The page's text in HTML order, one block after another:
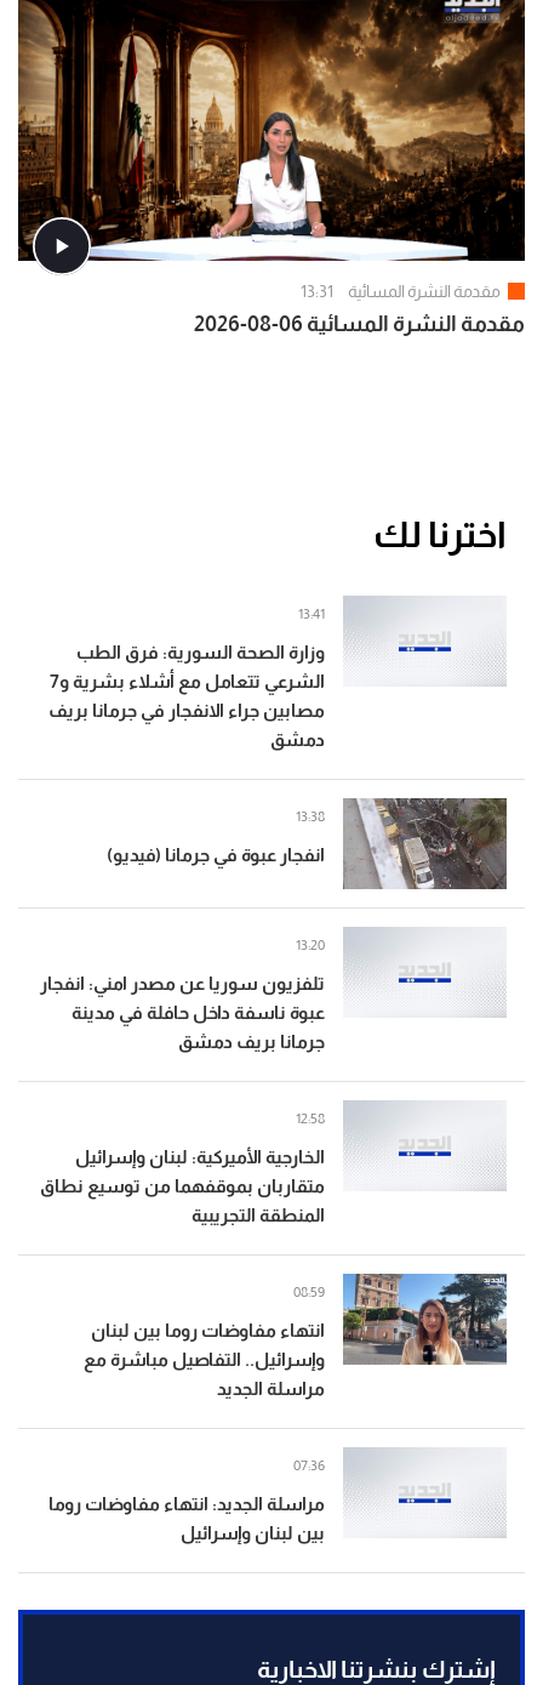
مقدمة النشرة المسائية 13:31
مقدمة النشرة المسائية 06-08-2026
اخترنا لك
وزارة الصحة السورية: فرق الطب
الشرعي تتعامل مع أشلاء بشرية و7
مصابين جراء الانفجار في جرمانا بريف
دمشق
13:41
انفجار عبوة في جرمانا (فيديو)
13:38
تلفزيون سوريا عن مصدر امني: انفجار
عبوة ناسفة داخل حافلة في مدينة
جرمانا بريف دمشق
13:20
‏الخارجية الأميركية: لبنان وإسرائيل
متقاربان بموقفهما من توسيع نطاق
المنطقة التجريبية
12:58
انتهاء مفاوضات روما بين لبنان
وإسرائيل.. التفاصيل مباشرة مع
مراسلة الجديد
08:59
مراسلة الجديد: انتهاء مفاوضات روما
بين لبنان وإسرائيل
07:36
إشترك بنشرتنا الاخبارية